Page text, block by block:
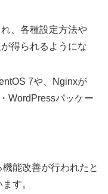
、各種設定方法や
得られるようにな
7や、Nginxが
WordPressパッケー
能改善が行われたと
す。